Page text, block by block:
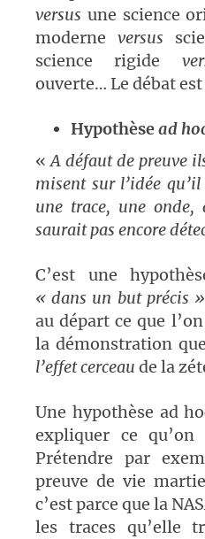
versus une science
moderne versus
science rigide
ouverte… Le débat
Hypothèsead
«A défaut de preuve
misent sur l’idée
une trace, une onde,
saurait pas encore
C’est une
« dans un but précis
au départ ce que
la démonstration
l’effet cerceau de la
Une hypothèse ad
expliquer ce
Prétendre par
preuve de vie
c’est parce que la
les traces qu’elle